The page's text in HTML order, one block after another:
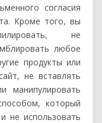
согласия
Кроме того, вы
не
любое
продукты или
не вставлять
манипулировать
который
не использовать